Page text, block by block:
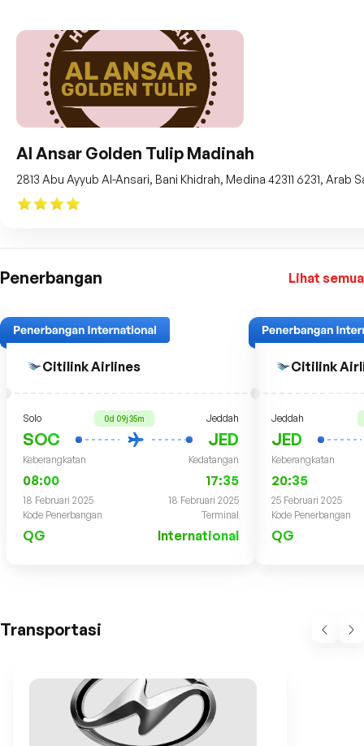
Al Ansar Golden Tulip Madinah
2813 Abu Ayyub Al-Ansari, Bani Khidrah, Medina 42311 6231, Arab
Penerbangan Lihat semua
Citilink Airlines
Solo 0d 09j 35m Jeddah
SOC JED
Keberangkatan Kedatangan
08:00 17:35
18 Februari 2025
18 Februari 2025
Kode Penerbangan
Terminal
QG International
Citilink
Jeddah
JED
Keberangkatan
20:35
25 Februari 2025
Kode Penerbangan
QG
Transportasi